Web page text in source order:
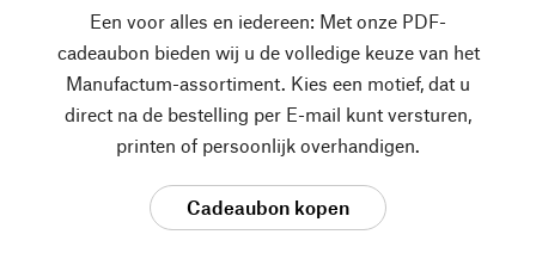
Een voor alles en iedereen: Met onze PDF-
cadeaubon bieden wij u de volledige keuze van het
Manufactum-assortiment. Kies een motief, dat u
direct na de bestelling per E-mail kunt versturen,
printen of persoonlijk overhandigen.
Cadeaubon kopen